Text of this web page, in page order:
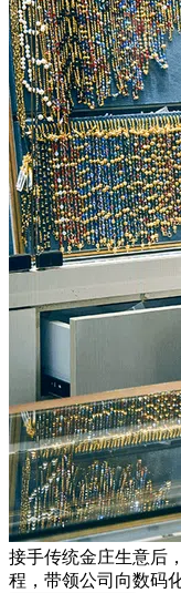
接手传统金庄生意后
程，带领公司向数码